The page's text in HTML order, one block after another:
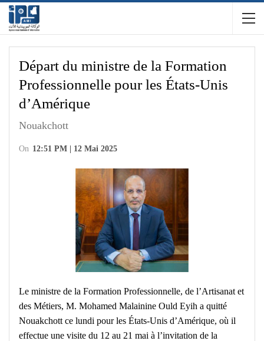
Départ du ministre de la Formation
Professionnelle pour les États-Unis
d’Amérique
Nouakchott
On 12:51 PM | 12 Mai 2025
Le ministre de la Formation Professionnelle, de l’Artisanat et
des Métiers, M. Mohamed Malainine Ould Eyih a quitté
Nouakchott ce lundi pour les États-Unis d’Amérique, où il
effectue une visite du 12 au 21 mai à l’invitation de la